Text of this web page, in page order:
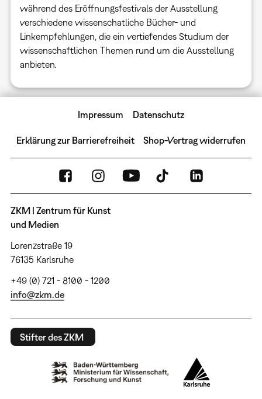
während des Eröffnungsfestivals der Ausstellung
verschiedene wissenschatliche Bücher- und
Linkempfehlungen, die ein vertiefendes Studium der
wissenschaftlichen Themen rund um die Ausstellung
anbieten.
Impressum Datenschutz
Erklärung zur Barrierefreiheit Shop-Vertrag widerrufen
ZKM | Zentrum für Kunst
und Medien
Lorenzstraße 19
76135 Karlsruhe
+49 (0) 721 - 8100 - 1200
info@zkm.de
Stifter des ZKM